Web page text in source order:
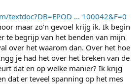
textdoc?DB=EPOD ... 100042&F=0
maar zo'n gevoel krijg ik. Ik begin
te begrijp van het benden van mijn
over het waarom dan. Over het hoe
je had het over het breken van de
dat en op welke manier? Ik krijg
dat er teveel spanning op het mes